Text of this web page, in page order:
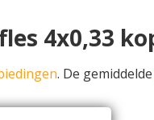
4x0,33
. De gemiddelde